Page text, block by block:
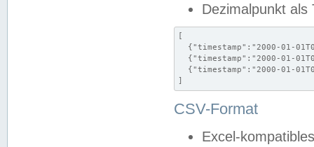
Dezimalpunkt als
[
{"timestamp":"2000-01-
{"timestamp":"2000-01-
{"timestamp":"2000-01-
]
CSV-Format
Excel-